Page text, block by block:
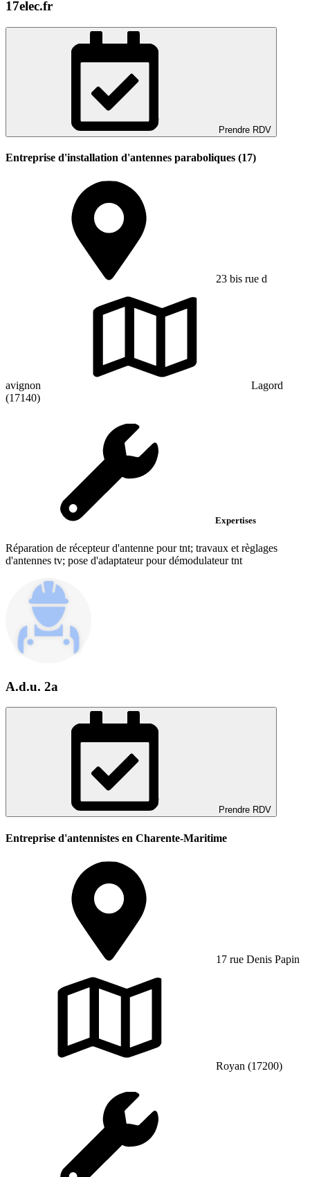
17elec.fr
Prendre RDV
Entreprise d'installation d'antennes paraboliques (17)
23 bis rue d
avignon
Lagord
(17140)
Expertises
Réparation de récepteur d'antenne pour tnt; travaux et règlages
d'antennes tv; pose d'adaptateur pour démodulateur tnt
A.d.u. 2a
Prendre RDV
Entreprise d'antennistes en Charente-Maritime
17 rue Denis Papin
Royan (17200)